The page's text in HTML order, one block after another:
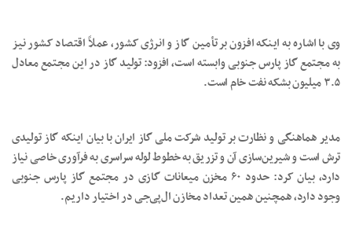
وی با اشاره به اینکه افزون بر تأمین گاز و انرژی کشور، عملاً اقتصاد کشور نیز
به مجتمع گاز پارس جنوبی وابسته است، افزود: تولید گاز در این مجتمع معادل
۳.۵ میلیون بشکه نفت خام است.
مدیر هماهنگی و نظارت بر تولید شرکت ملی گاز ایران با بیان اینکه گاز تولیدی
ترش است و شیرین‌سازی آن و تزریق به خطوط لوله سراسری به فرآوری خاصی نیاز
دارد، بیان کرد: حدود ۶۰ مخزن میعانات گازی در مجتمع گاز پارس جنوبی
وجود دارد، همچنین همین تعداد مخازن ال‌پی‌جی در اختیار داریم.